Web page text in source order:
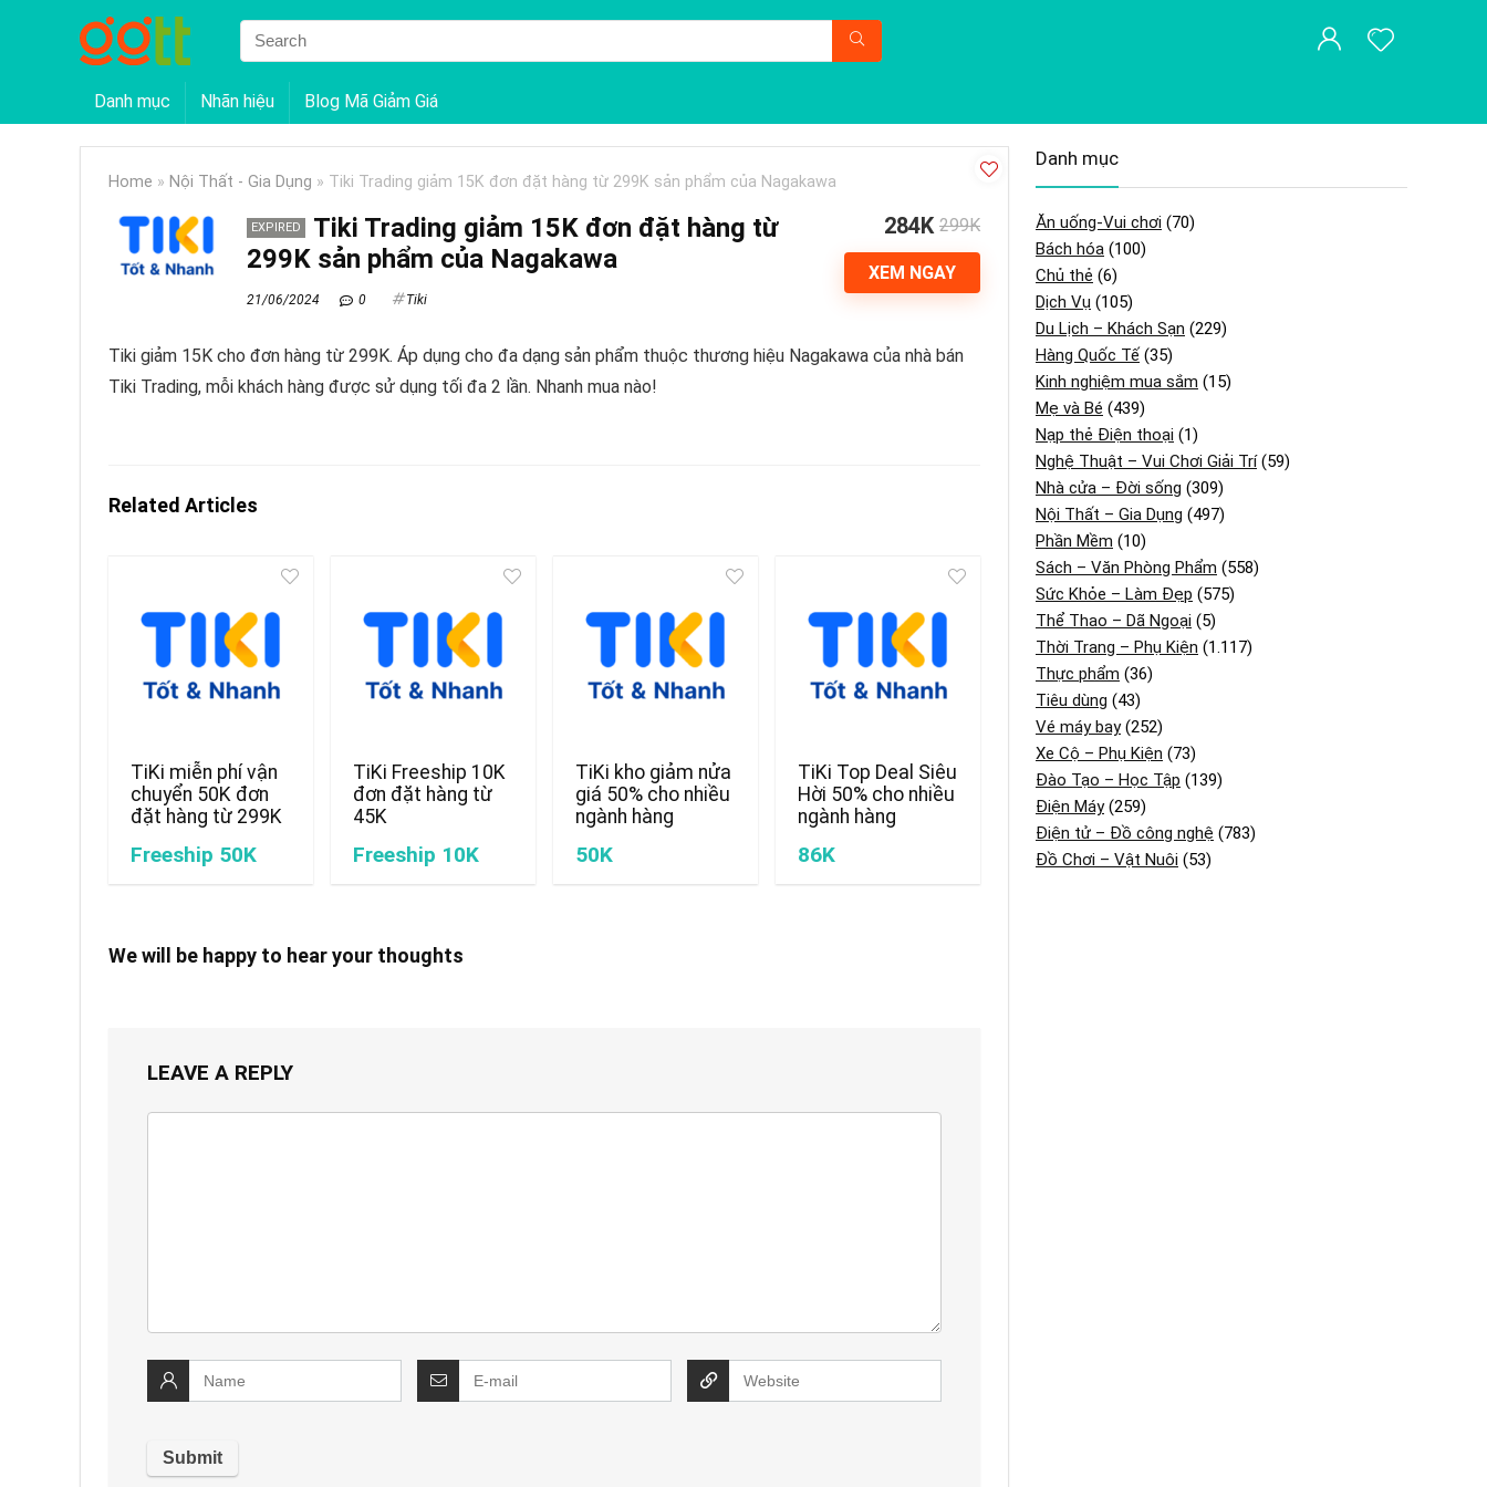
Danh mục Nhãn hiệu Blog Mã Giảm Giá
Home » Nội Thất - Gia Dụng » Tiki Trading giảm 15K đơn đặt hàng từ 299K sản phẩm của Nagakawa
EXPIRED
Tiki Trading giảm 15K đơn đặt hàng từ
299K sản phẩm của Nagakawa
21/06/2024 0 Tiki
284K 299K
XEM NGAY
Tiki giảm 15K cho đơn hàng từ 299K. Áp dụng cho đa dạng sản phẩm thuộc thương hiệu Nagakawa của nhà bán
Tiki Trading, mỗi khách hàng được sử dụng tối đa 2 lần. Nhanh mua nào!
Related Articles
TiKi miễn phí vận
chuyển 50K đơn
đặt hàng từ 299K
Freeship 50K
TiKi Freeship 10K
đơn đặt hàng từ
45K
Freeship 10K
TiKi kho giảm nửa
giá 50% cho nhiều
ngành hàng
50K
TiKi Top Deal Siêu
Hời 50% cho nhiều
ngành hàng
86K
We will be happy to hear your thoughts
LEAVE A REPLY
Danh mục
Ăn uống-Vui chơi (70)
Bách hóa (100)
Chủ thẻ (6)
Dịch Vụ (105)
Du Lịch – Khách Sạn (229)
Hàng Quốc Tế (35)
Kinh nghiệm mua sắm (15)
Mẹ và Bé (439)
Nạp thẻ Điện thoại (1)
Nghệ Thuật – Vui Chơi Giải Trí(59)
Nhà cửa – Đời sống (309)
Nội Thất – Gia Dụng (497)
Phần Mềm (10)
Sách – Văn Phòng Phẩm (558)
Sức Khỏe – Làm Đẹp (575)
Thể Thao – Dã Ngoại (5)
Thời Trang – Phụ Kiện (1.117)
Thực phẩm (36)
Tiêu dùng (43)
Vé máy bay(252)
Xe Cộ – Phụ Kiện (73)
Đào Tạo – Học Tập (139)
Điện Máy(259)
Điện tử – Đồ công nghệ (783)
Đồ Chơi – Vật Nuôi (53)